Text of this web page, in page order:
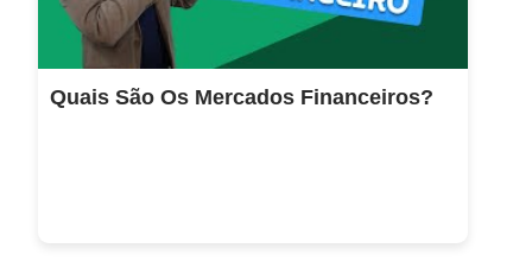
Quais São Os Mercados Financeiros?